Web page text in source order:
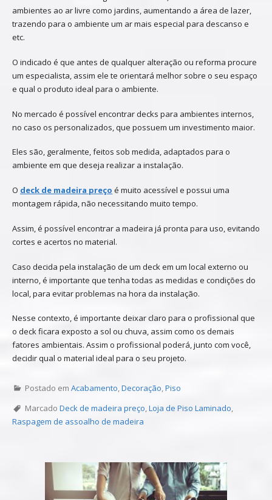
ambientes ao ar livre como jardins, aumentando a área de lazer,
trazendo para o ambiente um ar mais especial para descanso e
etc.
O indicado é que antes de qualquer alteração ou reforma procure
um especialista, assim ele te orientará melhor sobre o seu espaço
e qual o produto ideal para o ambiente.
No mercado é possível encontrar decks para ambientes internos,
no caso os personalizados, que possuem um investimento maior.
Eles são, geralmente, feitos sob medida, adaptados para o
ambiente em que deseja realizar a instalação.
O deck de madeira preço é muito acessível e possui uma
montagem rápida, não necessitando muito tempo.
Assim, é possível encontrar a madeira já pronta para uso, evitando
cortes e acertos no material.
Caso decida pela instalação de um deck em um local externo ou
interno, é importante que tenha todas as medidas e condições do
local, para evitar problemas na hora da instalação.
Nesse contexto, é importante deixar claro para o profissional que
o deck ficara exposto a sol ou chuva, assim como os demais
fatores ambientais. Assim o profissional poderá, junto com você,
decidir qual o material ideal para o seu projeto.
Postado em Acabamento,Decoração,Piso
Marcado Deck de madeira preço,Loja de Piso Laminado,
Raspagem de assoalho de madeira